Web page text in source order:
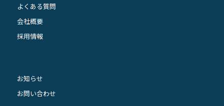
よくある質問
会社概要
採用情報
お知らせ
お問い合わせ